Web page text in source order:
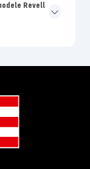
Revell